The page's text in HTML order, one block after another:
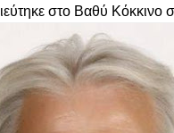
στο Βαθύ Κόκκινο